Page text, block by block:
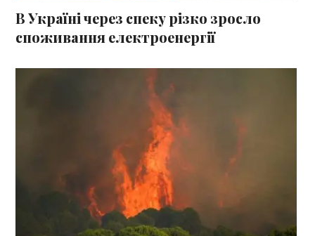
В Україні через спеку різко зросло
споживання електроенергії